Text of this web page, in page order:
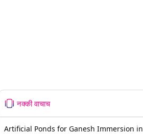
नक्की वाचाच
Artificial Ponds for Ganesh Immersion in